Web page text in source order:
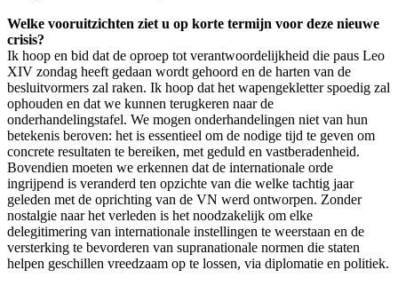
Welke vooruitzichten ziet u op korte termijn voor deze nieuwe
crisis?
Ik hoop en bid dat de oproep tot verantwoordelijkheid die paus Leo
XIV zondag heeft gedaan wordt gehoord en de harten van de
besluitvormers zal raken. Ik hoop dat het wapengekletter spoedig zal
ophouden en dat we kunnen terugkeren naar de
onderhandelingstafel. We mogen onderhandelingen niet van hun
betekenis beroven: het is essentieel om de nodige tijd te geven om
concrete resultaten te bereiken, met geduld en vastberadenheid.
Bovendien moeten we erkennen dat de internationale orde
ingrijpend is veranderd ten opzichte van die welke tachtig jaar
geleden met de oprichting van de VN werd ontworpen. Zonder
nostalgie naar het verleden is het noodzakelijk om elke
delegitimering van internationale instellingen te weerstaan en de
versterking te bevorderen van supranationale normen die staten
helpen geschillen vreedzaam op te lossen, via diplomatie en politiek.